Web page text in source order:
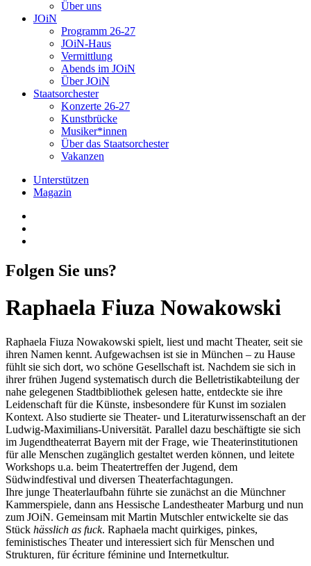
Über uns
JOiN
Programm 26-27
JOiN-Haus
Vermittlung
Abends im JOiN
Über JOiN
Staatsorchester
Konzerte 26-27
Kunstbrücke
Musiker*innen
Über das Staatsorchester
Vakanzen
Unterstützen
Magazin
Folgen Sie uns?
Raphaela Fiuza Nowakowski
Raphaela Fiuza Nowakowski spielt, liest und macht Theater, seit sie
ihren Namen kennt. Aufgewachsen ist sie in München – zu Hause
fühlt sie sich dort, wo schöne Gesellschaft ist. Nachdem sie sich in
ihrer frühen Jugend systematisch durch die Belletristikabteilung der
nahe gelegenen Stadtbibliothek gelesen hatte, entdeckte sie ihre
Leidenschaft für die Künste, insbesondere für Kunst im sozialen
Kontext. Also studierte sie Theater- und Literaturwissenschaft an der
Ludwig-Maximilians-Universität. Parallel dazu beschäftigte sie sich
im Jugendtheaterrat Bayern mit der Frage, wie Theaterinstitutionen
für alle Menschen zugänglich gestaltet werden können, und leitete
Workshops u.a. beim Theatertreffen der Jugend, dem
Südwindfestival und diversen Theaterfachtagungen.
Ihre junge Theaterlaufbahn führte sie zunächst an die Münchner
Kammerspiele, dann ans Hessische Landestheater Marburg und nun
zum JOiN. Gemeinsam mit Martin Mutschler entwickelte sie das
Stück hässlich as fuck. Raphaela macht quirkiges, pinkes,
feministisches Theater und interessiert sich für Menschen und
Strukturen, für écriture féminine und Internetkultur.